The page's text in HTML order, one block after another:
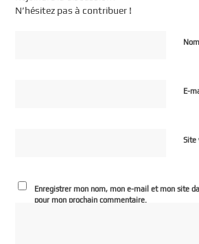
N’hésitez pas à contribuer !
E-
Site
Enregistrer mon nom, mon e-mail et mon site
pour mon prochain commentaire.